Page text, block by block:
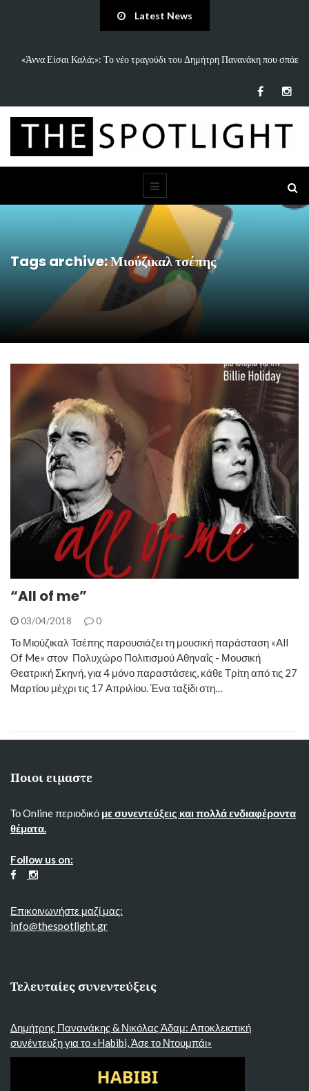
Latest News
Είσαι Καλά;»: Το νέο τραγούδι του Δημήτρη Πανανάκη που σπάει
5 Ιδέες
Tags archive: Μιούζικαλ τσέπης
“All of me”
03/04/2018 0
Το Μιούζικαλ Τσέπης παρουσιάζει τη μουσική παράσταση «All
Of Me» στον Πολυχώρο Πολιτισμού Αθηναΐς - Μουσική
Θεατρική Σκηνή, για 4 μόνο παραστάσεις, κάθε Τρίτη από τις 27
Μαρτίου μέχρι τις 17 Απριλίου. Ένα ταξίδι στη…
Ποιοι ειμαστε
Το Online περιοδικό με συνεντεύξεις και πολλά ενδιαφέροντα
θέματα.
Follow us on:
Επικοινωνήστε μαζί μας:
info@thespotlight.gr
Τελευταίες συνεντεύξεις
Δημήτρης Πανανάκης & Νικόλας Άδαμ: Αποκλειστική
συνέντευξη για το «Habibi, Άσε το Ντουμπάι»